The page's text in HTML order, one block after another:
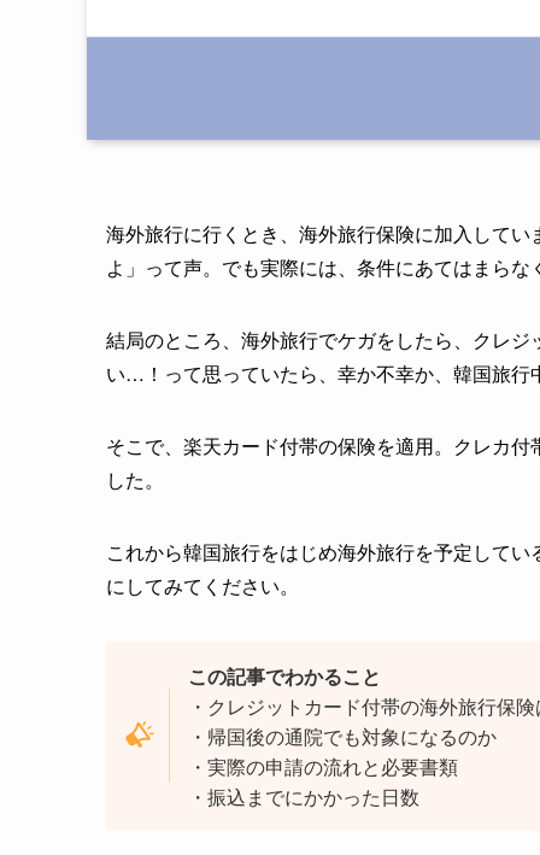
海外旅行に行くとき、海外旅行保険に加入して
よ」って声。でも実際には、条件にあてはまら
結局のところ、海外旅行でケガをしたら、クレ
い…！って思っていたら、幸か不幸か、韓国旅行
そこで、楽天カード付帯の保険を適用。クレカ
した。
これから韓国旅行をはじめ海外旅行を予定して
にしてみてください。
この記事でわかること
・クレジットカード付帯の海外旅行保
・帰国後の通院でも対象になるのか
・実際の申請の流れと必要書類
・振込までにかかった日数